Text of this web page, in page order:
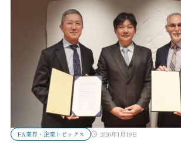
FA業界・企業トピックス 2026年1月19日